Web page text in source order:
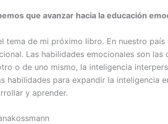
que avanzar hacia la educación
tema de mi próximo libro. En nuestro
Las habilidades emocionales son
o de uno mismo, la inteligencia
habilidades para expandir la inteligencia
y aprender.